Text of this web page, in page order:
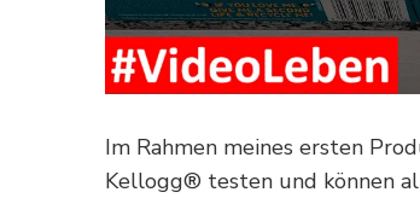
Im Rahmen meines ersten
Kellogg® testen und können